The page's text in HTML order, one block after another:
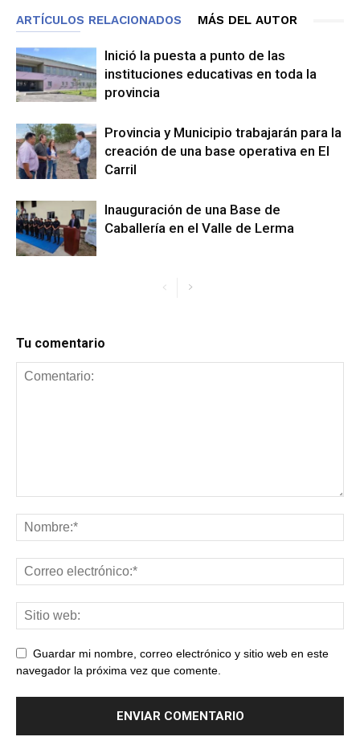
ARTÍCULOS RELACIONADOS MÁS DEL AUTOR
Inició la puesta a punto de las
instituciones educativas en toda la
provincia
Provincia y Municipio trabajarán para la
creación de una base operativa en El
Carril
Inauguración de una Base de
Caballería en el Valle de Lerma
Tu comentario
Guardar mi nombre, correo electrónico y sitio web en este
navegador la próxima vez que comente.